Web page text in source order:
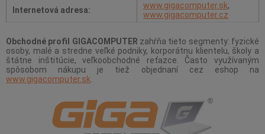
Internetová adresa: www.gigacomputer.sk,
www.gigacomputer.cz
Obchodné profil GIGACOMPUTER zahŕňa tieto segmenty: fyzické
osoby, malé a stredne veľké podniky, korporátnu klientelu, školy a
štátne inštitúcie, veľkoobchodné reťazce. Často využívaným
spôsobom nákupu je tiež objednaní cez eshop na
www.gigacomputer.sk